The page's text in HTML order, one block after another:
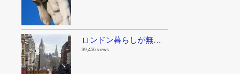
ロンドン暮らしが無駄に長い私が教えるロンドン観光スポット！まとめのまとめ
39,456 views